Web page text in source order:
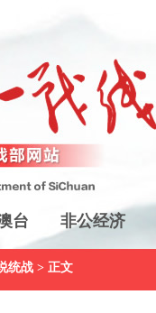
台 非公经济
统战 > 正文